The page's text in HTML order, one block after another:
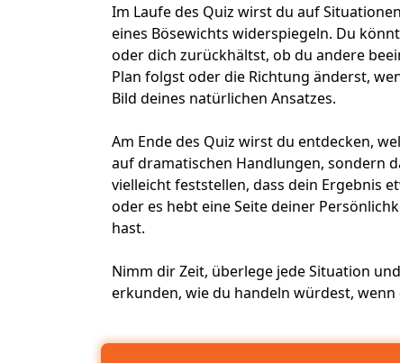
Im Laufe des Quiz wirst du auf
eines Bösewichts widerspiegeln. Du
oder dich zurückhältst, ob du andere
Plan folgst oder die Richtung änderst,
Bild deines natürlichen Ansatzes.
Am Ende des Quiz wirst du entdecken,
auf dramatischen Handlungen, sondern
vielleicht feststellen, dass dein Ergebnis
oder es hebt eine Seite deiner
hast.
Nimm dir Zeit, überlege jede Situation
erkunden, wie du handeln würdest,